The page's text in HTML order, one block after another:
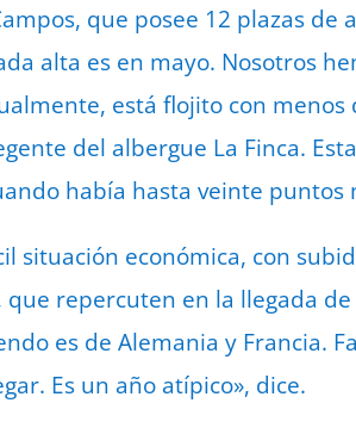
que posee 12 plazas de
alta es en mayo. Nosotros
está flojito con menos
del albergue La Finca.
había hasta veinte puntos
situación económica, con
que repercuten en la llegada
es de Alemania y Francia.
Es un año atípico», dice.